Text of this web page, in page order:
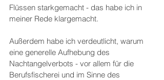
Flüssen starkgemacht - das habe ich in
meiner Rede klargemacht.
Außerdem habe ich verdeutlicht, warum
eine generelle Aufhebung des
Nachtangelverbots - vor allem für die
Berufsfischerei und im Sinne des